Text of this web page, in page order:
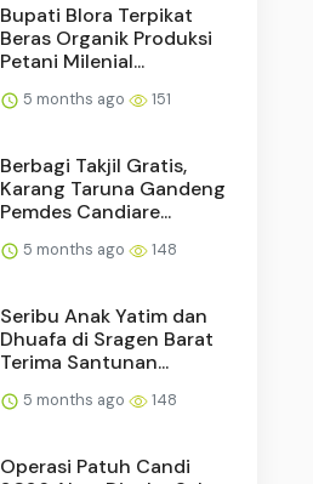
Bupati Blora Terpikat
Beras Organik Produksi
Petani Milenial...
5 months ago 151
Berbagi Takjil Gratis,
Karang Taruna Gandeng
Pemdes Candiare...
5 months ago 148
Seribu Anak Yatim dan
Dhuafa di Sragen Barat
Terima Santunan...
5 months ago 148
Operasi Patuh Candi